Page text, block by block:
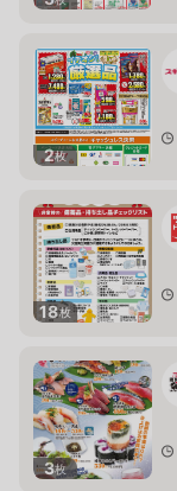
2枚
18枚
3枚